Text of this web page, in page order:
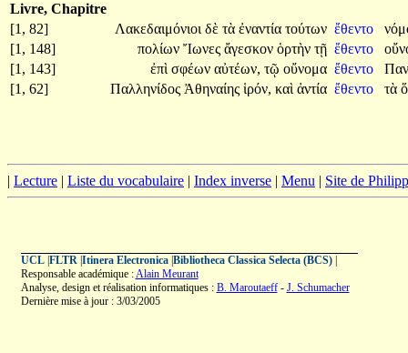
Livre, Chapitre
[1, 82]
Λακεδαιμόνιοι δὲ τὰ ἐναντία τούτων ἔθεντο
[1, 148]
πολίων Ἴωνες ἄγεσκον ὁρτὴν τῇ ἔθεντο
[1, 143]
ἐπὶ σφέων αὐτέων, τῷ οὔνομα ἔθεντο
[1, 62]
Παλληνίδος Ἀθηναίης ἱρόν, καὶ ἀντία ἔθεντο τὰ
| Lecture | Liste du vocabulaire | Index inverse | Menu | Site de
UCL| FLTR| Itinera Electronica| Bibliotheca Classica Selecta (BCS)|
Responsable académique :Alain Meurant
Analyse, design et réalisation informatiques : B. Maroutaeff- J. Schumacher
Dernière mise à jour : 3/03/2005